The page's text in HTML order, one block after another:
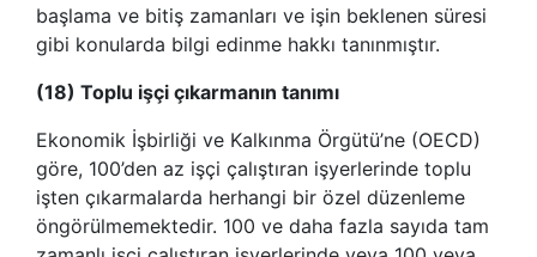
başlama ve bitiş zamanları ve işin beklenen süresi
gibi konularda bilgi edinme hakkı tanınmıştır.
(18) Toplu işçi çıkarmanın tanımı
Ekonomik İşbirliği ve Kalkınma Örgütü’ne (OECD)
göre, 100’den az işçi çalıştıran işyerlerinde toplu
işten çıkarmalarda herhangi bir özel düzenleme
öngörülmemektedir. 100 ve daha fazla sayıda tam